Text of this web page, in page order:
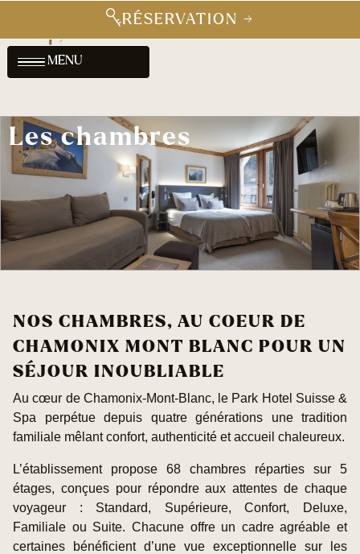
MENU
RÉSERVATION →
Les chambres
NOS CHAMBRES, AU COEUR DE
CHAMONIX MONT BLANC POUR UN
SÉJOUR INOUBLIABLE
Au cœur de Chamonix-Mont-Blanc, le Park Hotel Suisse &
Spa perpétue depuis quatre générations une tradition
familiale mêlant confort, authenticité et accueil chaleureux.
L’établissement propose 68 chambres réparties sur 5
étages, conçues pour répondre aux attentes de chaque
voyageur : Standard, Supérieure, Confort, Deluxe,
Familiale ou Suite. Chacune offre un cadre agréable et
certaines bénéficient d’une vue exceptionnelle sur les